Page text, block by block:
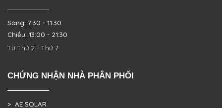
Sáng: 7:30 - 11:30
Chiều: 13:00 - 21:30
Từ Thứ 2 - Thứ 7
CHỨNG NHẬN NHÀ PHÂN PHỐI
> AE SOLAR